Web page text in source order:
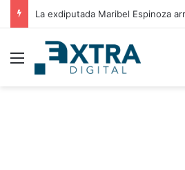
Menu